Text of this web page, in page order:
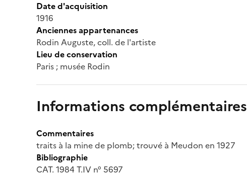
Date d'acquisition
1916
Anciennes appartenances
Rodin Auguste, coll. de l'artiste
Lieu de conservation
Paris ; musée Rodin
Informations complémentaires
Commentaires
traits à la mine de plomb; trouvé à Meudon en 1927
Bibliographie
CAT. 1984 T.IV n° 5697